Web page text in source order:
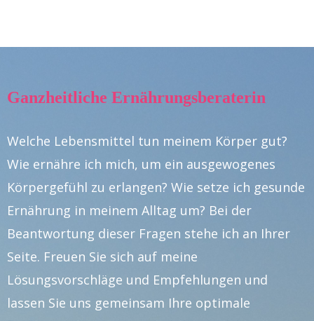
Ganzheitliche Ernährungsberaterin
Welche Lebensmittel tun meinem Körper gut?
Wie ernähre ich mich, um ein ausgewogenes
Körpergefühl zu erlangen? Wie setze ich gesunde
Ernährung in meinem Alltag um? Bei der
Beantwortung dieser Fragen stehe ich an Ihrer
Seite. Freuen Sie sich auf meine
Lösungsvorschläge und Empfehlungen und
lassen Sie uns gemeinsam Ihre optimale